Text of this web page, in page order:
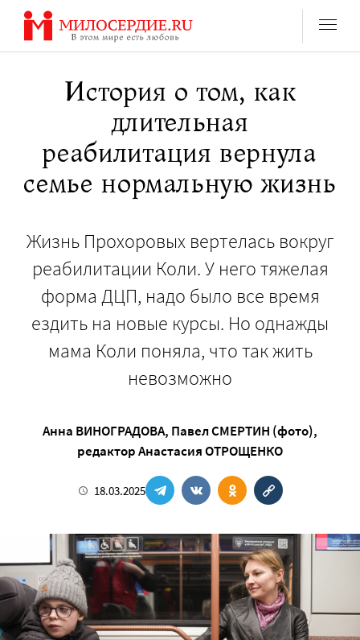
Перейти
содержанию
История о том, как
длительная
реабилитация вернула
семье нормальную жизнь
Жизнь Прохоровых вертелась вокруг
реабилитации Коли. У него тяжелая
форма ДЦП, надо было все время
ездить на новые курсы. Но однажды
мама Коли поняла, что так жить
невозможно
Анна ВИНОГРАДОВА, Павел СМЕРТИН (фото),
редакторАнастасия ОТРОЩЕНКО
18.03.2025